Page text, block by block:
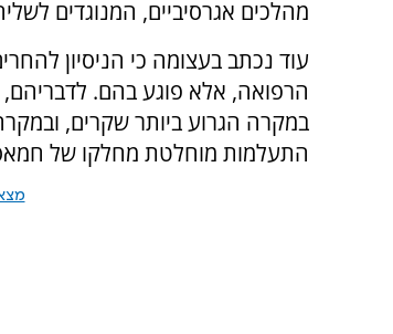
מהלכים אגרסיביים, המנוגדים
עוד נכתב בעצומה כי הניסיון
הרפואה, אלא פוגע בהם.
במקרה הגרוע ביותר שקרים,
התעלמות מוחלטת מחלקו של